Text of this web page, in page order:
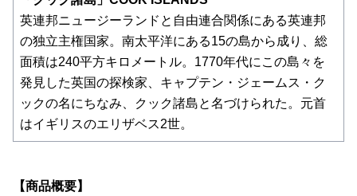
英連邦ニュージーランドと自由連合関係にある英連邦
の独立主権国家。南太平洋にある15の島から成り、総
面積は240平方キロメートル。1770年代にこの島々を
発見した英国の探検家、キャプテン・ジェームス・ク
ックの名にちなみ、クック諸島と名づけられた。元首
はイギリスのエリザベス2世。
【商品概要】